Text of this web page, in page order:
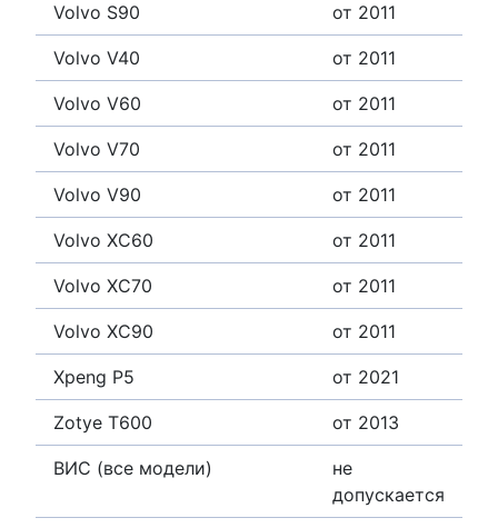
Volvo S90 от 2011
Volvo V40 от 2011
Volvo V60 от 2011
Volvo V70 от 2011
Volvo V90 от 2011
Volvo XC60 от 2011
Volvo XC70 от 2011
Volvo XC90 от 2011
Xpeng P5 от 2021
Zotye T600 от 2013
ВИС (все модели)
не
допускается